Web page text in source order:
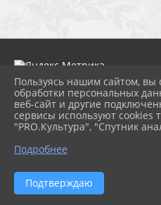
2026 г. nordcdt.ru
Вход
Карта сайта
Политика обработки
Сделано на KubCMS
Разработка и поддержка
Пользуясь нашим сайтом, вы
обработки персональных
веб-сайт и другие
сервисы используют cookies
"PRO.Культура", "Спутник
Подробнее
Подтверждаю